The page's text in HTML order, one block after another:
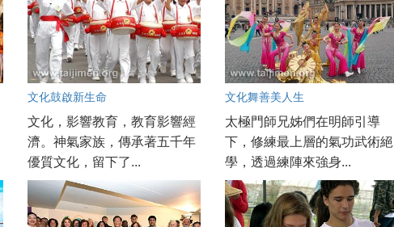
文化鼓啟新生命
文化，影響教育，教育影響經
濟。神氣家族，傳承著五千年
優質文化，留下了...
文化舞善美人生
太極門師兄姊們在明師引導
下，修練最上層的氣功武術絕
學，透過練陣來強身...